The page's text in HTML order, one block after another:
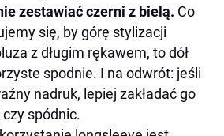
zestawiać czerni z bielą. Co
się, by górę stylizacji
z długim rękawem, to dół
spodnie. I na odwrót: jeśli
nadruk, lepiej zakładać go
czy spódnic.